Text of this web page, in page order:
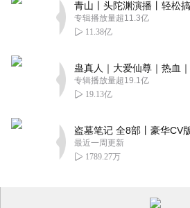
专辑播放量超11.3亿
11.38亿
专辑播放量超19.1亿
19.13亿
最近一周更新
1789.27万